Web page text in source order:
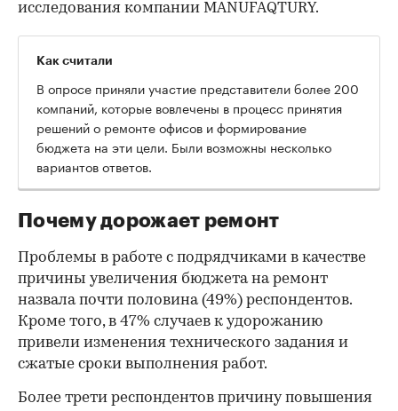
исследования компании MANUFAQTURY.
Как считали
В опросе приняли участие представители более 200
компаний, которые вовлечены в процесс принятия
решений о ремонте офисов и формирование
бюджета на эти цели. Были возможны несколько
вариантов ответов.
Почему дорожает ремонт
Проблемы в работе с подрядчиками в качестве
причины увеличения бюджета на ремонт
назвала почти половина (49%) респондентов.
Кроме того, в 47% случаев к удорожанию
привели изменения технического задания и
сжатые сроки выполнения работ.
Более трети респондентов причину повышения